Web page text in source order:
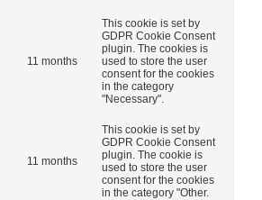
11 months
This cookie is set by
GDPR Cookie Consent
plugin. The cookies is
used to store the user
consent for the cookies
in the category
"Necessary".
11 months
This cookie is set by
GDPR Cookie Consent
plugin. The cookie is
used to store the user
consent for the cookies
in the category "Other.